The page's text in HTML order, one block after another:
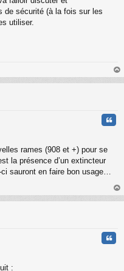
de sécurité (à la fois sur les
utiliser.
au
rames (908 et +) pour se
la présence d’un extincteur
sauront en faire bon usage…
au
: